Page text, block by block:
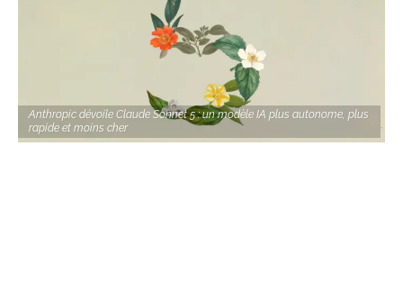
Anthropic dévoile Claude Sonnet 5 : un modèle IA plus autonome, plus
rapide et moins cher